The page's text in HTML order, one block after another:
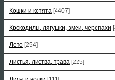
Кошки и котята [4407]
Крокодилы, лягушки, змеи, черепахи
Лето [254]
Листья, листва, трава [225]